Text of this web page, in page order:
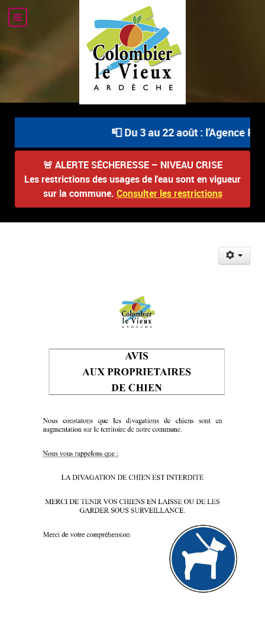
📮 Du 3 au 22 août : l'Agence
🚨 ALERTE SÉCHERESSE – NIVEAU CRISE
Les restrictions des usages de l'eau sont en vigueur
sur la commune. Consulter les restrictions